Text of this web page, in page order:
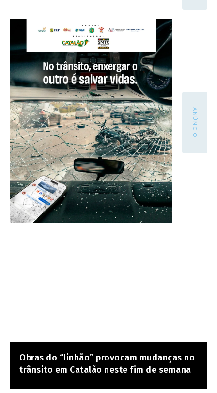
- ANÚNCIO -
Obras do “linhão” provocam mudanças no
trânsito em Catalão neste fim de semana